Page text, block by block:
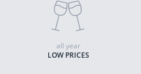
LOW PRICES
all year